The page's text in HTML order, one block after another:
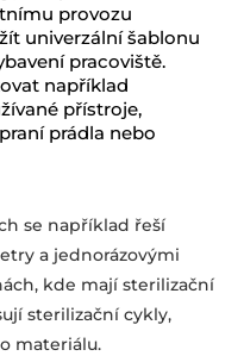
provozu
univerzální šablonu
pracoviště.
například
přístroje,
prádla nebo
se například řeší
a jednorázovými
kde mají sterilizační
sterilizační cykly,
materiálu.